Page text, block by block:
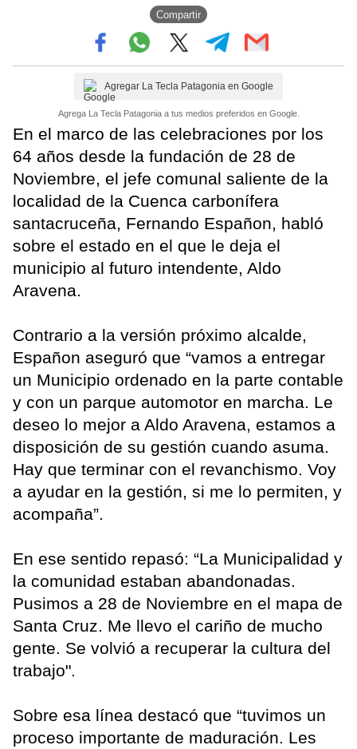
Compartir
Agregar La Tecla Patagonia en Google
Agrega La Tecla Patagonia a tus medios preferidos en Google.
En el marco de las celebraciones por los
64 años desde la fundación de 28 de
Noviembre, el jefe comunal saliente de la
localidad de la Cuenca carbonífera
santacruceña, Fernando Españon, habló
sobre el estado en el que le deja el
municipio al futuro intendente, Aldo
Aravena.
Contrario a la versión próximo alcalde,
Españon aseguró que “vamos a entregar
un Municipio ordenado en la parte contable
y con un parque automotor en marcha. Le
deseo lo mejor a Aldo Aravena, estamos a
disposición de su gestión cuando asuma.
Hay que terminar con el revanchismo. Voy
a ayudar en la gestión, si me lo permiten, y
acompaña”.
En ese sentido repasó: “La Municipalidad y
la comunidad estaban abandonadas.
Pusimos a 28 de Noviembre en el mapa de
Santa Cruz. Me llevo el cariño de mucho
gente. Se volvió a recuperar la cultura del
trabajo".
Sobre esa línea destacó que “tuvimos un
proceso importante de maduración. Les